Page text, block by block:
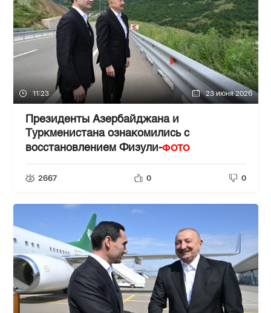
11:23 23 июня 2026
Президенты Азербайджана и
Туркменистана ознакомились с
восстановлением Физули-ФОТО
2667 0 0